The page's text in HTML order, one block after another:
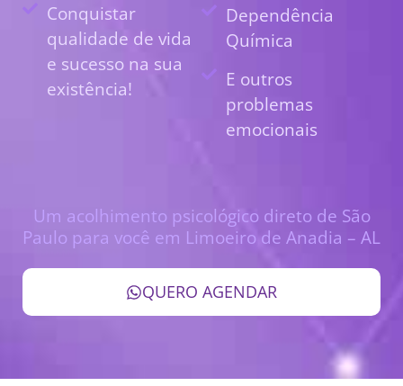
Conquistar
qualidade de vida
e sucesso na sua
existência!
Dependência
Química
E outros
problemas
emocionais
Um acolhimento psicológico direto de São
Paulo para você em Limoeiro de Anadia – AL
QUERO AGENDAR